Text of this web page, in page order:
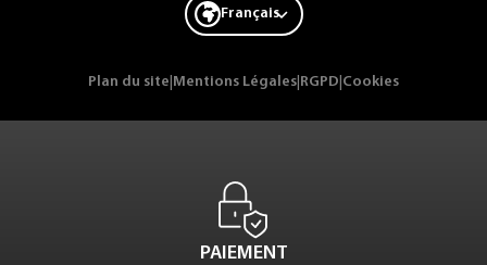
Français
Plan du site Mentions Légales RGPD Cookies
PAIEMENT